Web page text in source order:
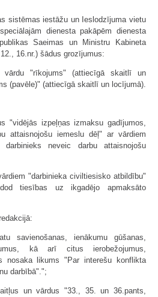
sistēmas iestāžu un Ieslodzījuma vietu
dienesta pakāpēm dienesta
Saeimas un Ministru Kabineta
16.nr.) šādus grozījumus:
"rīkojums" (attiecīgā skaitlī un
(pavēle)" (attiecīgā skaitlī un locījumā).
"vidējās izpeļņas izmaksu gadījumos,
attaisnojošu iemeslu dēļ" ar vārdiem
neveic darbu attaisnojošu
"darbinieka civiltiesisko atbildību"
tiesības uz ikgadējo apmaksāto
savienošanas, ienākumu gūšanas,
kā arī citus ierobežojumus,
nosaka likums "Par interešu konflikta
darbībā".";
un vārdus "33., 35. un 36.pants,